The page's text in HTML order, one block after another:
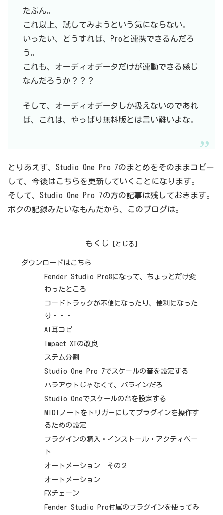
たぶん。
これ以上、試してみようという気にならない。
いったい、どうすれば、Proと連携できるんだろ
う。
これも、オーディオデータだけが連動できる感じ
なんだろうか？？？
そして、オーディオデータしか扱えないのであれ
ば、これは、やっぱり無料版とは言い難いよな。
とりあえず、Studio One Pro 7のまとめをそのままコピー
して、今後はこちらを更新していくことになります。
そして、Studio One Pro 7の方の記事は残しておきます。
ボクの記録みたいなもんだから、このブログは。
もくじ
ダウンロードはこちら
Fender Studio Pro8になって、ちょっとだけ変
わったところ
コードトラックが不便になったり、便利になった
り・・・
AI耳コピ
Impact XTの改良
ステム分割
Studio One Pro 7でスケールの音を設定する
パラアウトじゃなくて、パラインだろ
Studio Oneでスケールの音を設定する
MIDIノートをトリガーにしてプラグインを操作す
るための設定
プラグインの購入・インストール・アクティベー
ト
オートメーション その２
オートメーション
FXチェーン
Fender Studio Pro付属のプラグインを使ってみ